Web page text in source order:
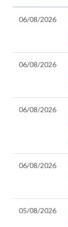
06/08/2026
06/08/2026
06/08/2026
06/08/2026
05/08/2026